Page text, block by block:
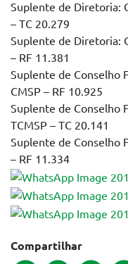
Suplente de Diretoria:
– TC 20.279
Suplente de Diretoria:
– RF 11.381
Suplente de Conselho
CMSP – RF 10.925
Suplente de Conselho
TCMSP – TC 20.141
Suplente de Conselho
– RF 11.334
Compartilhar